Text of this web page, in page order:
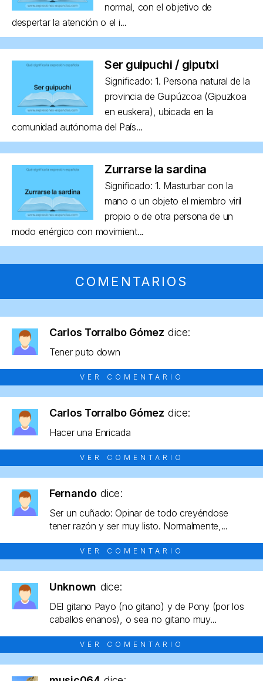
normal, con el objetivo de
despertar la atención o el i...
Ser guipuchi / giputxi
Significado: 1. Persona natural de la
provincia de Guipúzcoa (Gipuzkoa
en euskera), ubicada en la
comunidad autónoma del País...
Zurrarse la sardina
Significado: 1. Masturbar con la
mano o un objeto el miembro viril
propio o de otra persona de un
modo enérgico con movimient...
COMENTARIOS
Carlos Torralbo Gómez dice:
Tener puto down
VER COMENTARIO
Carlos Torralbo Gómez dice:
Hacer una Enricada
VER COMENTARIO
Fernando dice:
Ser un cuñado: Opinar de todo creyéndose
tener razón y ser muy listo. Normalmente,...
VER COMENTARIO
Unknown dice:
DEl gitano Payo (no gitano) y de Pony (por los
caballos enanos), o sea no gitano muy...
VER COMENTARIO